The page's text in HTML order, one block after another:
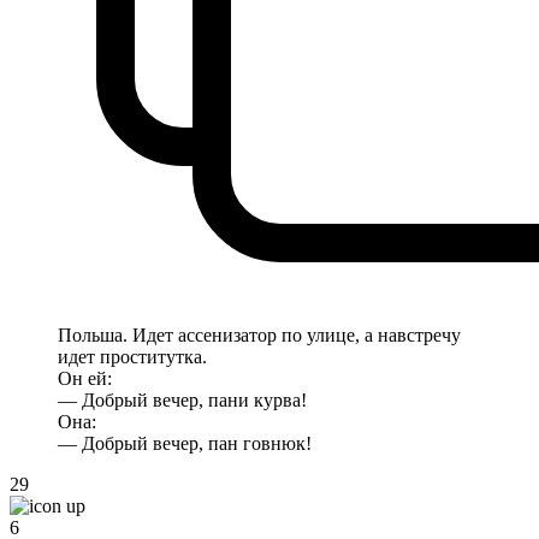
Польша. Идет ассенизатор по улице, а навстречу
идет проститутка.
Он ей:
— Добрый вечер, пани курва!
Она:
— Добрый вечер, пан говнюк!
29
6